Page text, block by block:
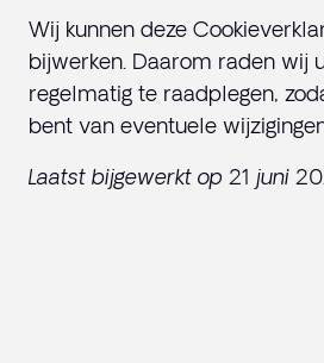
Wij kunnen deze
bijwerken. Daarom raden wij
regelmatig te raadplegen,
bent van eventuele
Laatst bijgewerkt op 21 juni